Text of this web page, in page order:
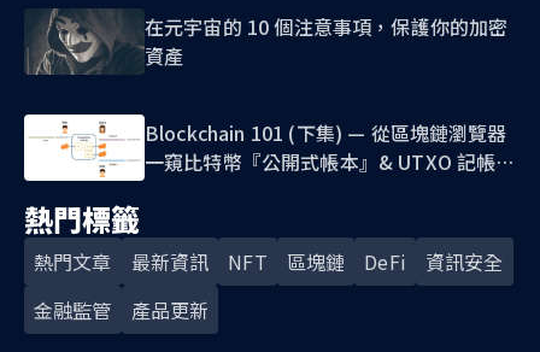
在元宇宙的 10 個注意事項，保護你的加密
資產
Blockchain 101 (下集) — 從區塊鏈瀏覽器
一窺比特幣『公開式帳本』& UTXO 記帳模
熱門標籤
熱門文章 最新資訊 NFT 區塊鏈 DeFi
資訊安全
金融監管
產品更新